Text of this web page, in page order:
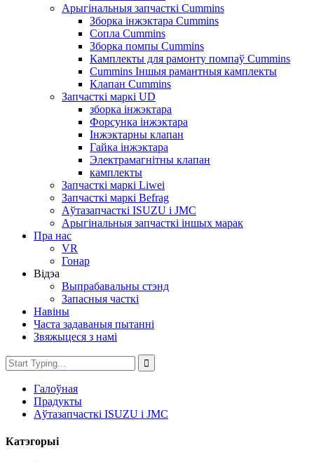
Арыгінальныя запчасткі Cummins
Зборка інжэктара Cummins
Сопла Cummins
Зборка помпы Cummins
Камплекты для рамонту помпаў Cummins
Cummins Іншыя рамантныя камплекты
Клапан Cummins
Запчасткі маркі UD
зборка інжэктара
Форсунка інжэктара
Інжэктарны клапан
Гайка інжэктара
Электрамагнітны клапан
камплекты
Запчасткі маркі Liwei
Запчасткі маркі Befrag
Аўтазапчасткі ISUZU і JMC
Арыгінальныя запчасткі іншых марак
Пра нас
VR
Гонар
Відэа
Выпрабавальны стэнд
Запасныя часткі
Навіны
Часта задаваныя пытанні
Звяжыцеся з намі
Галоўная
Прадукты
Аўтазапчасткі ISUZU і JMC
Катэгорыі